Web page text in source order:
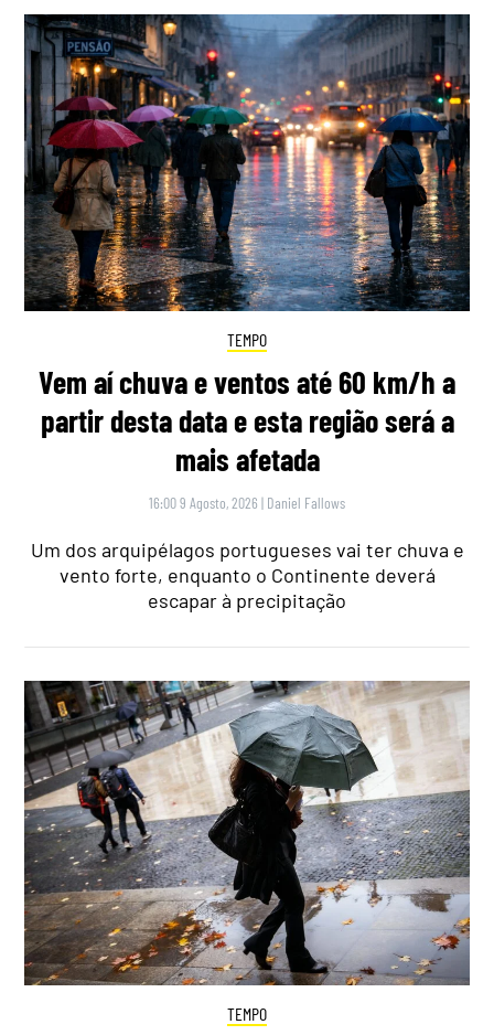
TEMPO
Vem aí chuva e ventos até 60 km/h a
partir desta data e esta região será a
mais afetada
16:00 9 Agosto, 2026 | Daniel Fallows
Um dos arquipélagos portugueses vai ter chuva e
vento forte, enquanto o Continente deverá
escapar à precipitação
TEMPO